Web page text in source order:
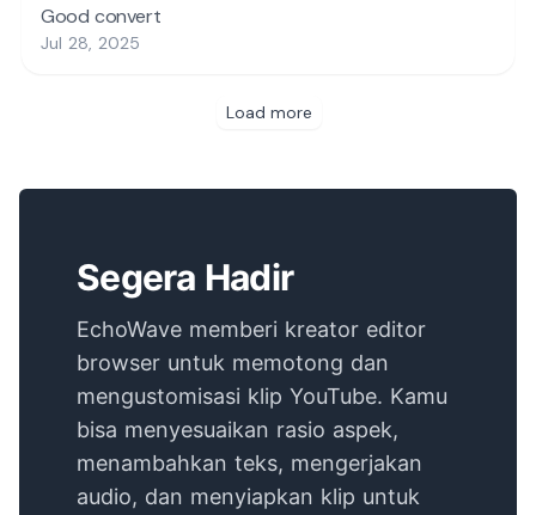
Segera Hadir
EchoWave memberi kreator editor
browser untuk memotong dan
mengustomisasi klip YouTube. Kamu
bisa menyesuaikan rasio aspek,
menambahkan teks, mengerjakan
audio, dan menyiapkan klip untuk